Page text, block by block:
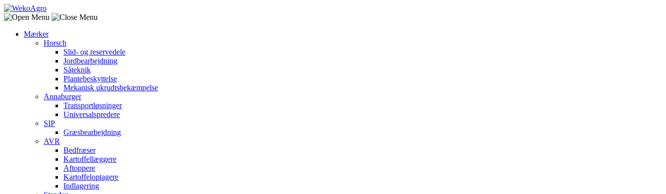
Mærker
Horsch
Slid- og reservedele
Jordbearbejdning
Såteknik
Plantebeskyttelse
Mekanisk ukrudtsbekæmpelse
Annaburger
Transportløsninger
Universalspredere
SIP
Græsbearbejdning
AVR
Bedfræser
Kartoffellæggere
Aftoppere
Kartoffeloptagere
Indlagering